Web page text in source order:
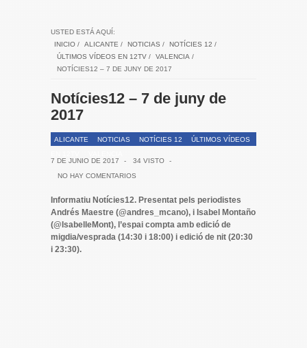
USTED ESTÁ AQUÍ:
INICIO / ALICANTE / NOTICIAS / NOTÍCIES 12 /
ÚLTIMOS VÍDEOS EN 12TV / VALENCIA /
NOTÍCIES12 – 7 DE JUNY DE 2017
Notícies12 – 7 de juny de
2017
ALICANTE NOTICIAS NOTÍCIES 12
ÚLTIMOS VÍDEOS
7 DE JUNIO DE 2017
- 34 VISTO
-
NO HAY COMENTARIOS
Informatiu Notícies12. Presentat pels periodistes
Andrés Maestre (@andres_mcano), i Isabel Montaño
(@IsabelleMont), l’espai compta amb edició de
migdia/vesprada (14:30 i 18:00) i edició de nit (20:30
i 23:30).